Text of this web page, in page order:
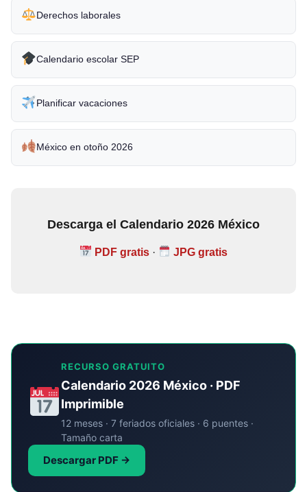
Derechos laborales
Calendario escolar SEP
Planificar vacaciones
México en otoño 2026
Descarga el Calendario 2026 México
PDF gratis · JPG gratis
RECURSO GRATUITO
Calendario 2026 México · PDF
Imprimible
12 meses · 7 feriados oficiales · 6 puentes ·
Tamaño carta
Descargar PDF →